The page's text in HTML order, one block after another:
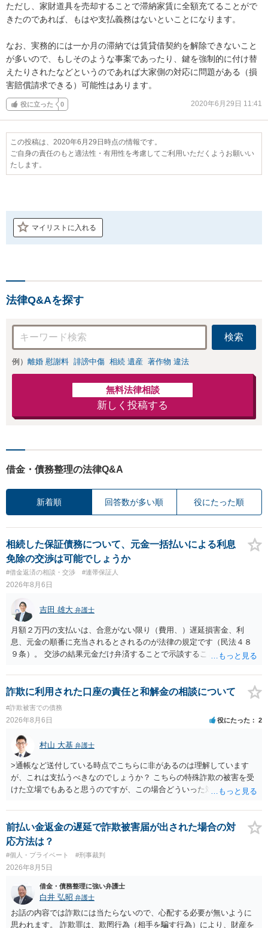
ただし、家財道具を売却することで滞納家賃に全額充てることがで
きたのであれば、もはや支払義務はないといことになります。
なお、実務的には一か月の滞納では賃貸借契約を解除できないこと
が多いので、もしそのような事案であったり、鍵を強制的に付け替
えたりされたなどというのであれば大家側の対応に問題がある（損
害賠償請求できる）可能性はあります。
役に立った 0 2020年6月29日 11:41
この投稿は、2020年6月29日時点の情報です。
ご自身の責任のもと適法性・有用性を考慮してご利用いただくようお願いい
たします。
マイリストに入れる
法律Q&Aを探す
検索
例） 離婚 慰謝料 誹謗中傷 相続 遺産 著作物 違法
無料法律相談
新しく投稿する
借金・債務整理の法律Q&A
新着順 回答数が多い順 役にたった順
相続した保証債務について、元金一括払いによる利息
免除の交渉は可能でしょうか
#借金返済の相談・交渉 #連帯保証人
2026年8月6日
吉田 雄大 弁護士
月額２万円の支払いは、合意がない限り（費用、）遅延損害金、利
息、元金の順番に充当されるとされるのが法律の規定です（民法４８
９条）。 交渉の結果元金だけ弁済することで示談することは、弁護士
ることには消極的なことが多いものの、お近くの弁護士にご依頼しチ
ャレンジなさる意義は十分にあると思います。
詐欺に利用された口座の責任と和解金の相談について
#詐欺被害での債務
2026年8月6日 役にたった 2
村山 大基 弁護士
>通帳など送付している時点でこちらに非があるのは理解しています
が、これは支払うべきなのでしょうか？ こちらの特殊詐欺の被害を受
けた立場でもあると思うのですが、この場合どういった対処が必要で
がいいとは思います。 そもそも、特殊詐欺関係なく旦那さんの行為
は法に触れる可能性もあります。 ＞100万を支払わず穏便に和解する
ことは可能でしょうか？ →一般的には難しいです。相談者さんも１０
０万円の被害を受けたとして、１円も払わないで和解したいと言われ
たら、 できるだけ重い刑罰を与えて欲しい、と思われるのではない
でしょうか。 ＞弁護士さんに入ってもらうことで支払額が下がること
はありますか？ そこはあり得ます、ただ、弁護士費用かけるならその
分賠償に回すことも考えられるので、 兼ね合いは考えてみましょう。
前払い金返金の遅延で詐欺被害届が出された場合の対
応方法は？
#個人・プライベート #刑事裁判
2026年8月5日
借金・債務整理に強い弁護士
白井 弘昭 弁護士
お話の内容では詐欺には当たらないので、心配する必要が無いように
思われます。 詐欺罪は、欺罔行為（相手を騙す行為）により、財産を